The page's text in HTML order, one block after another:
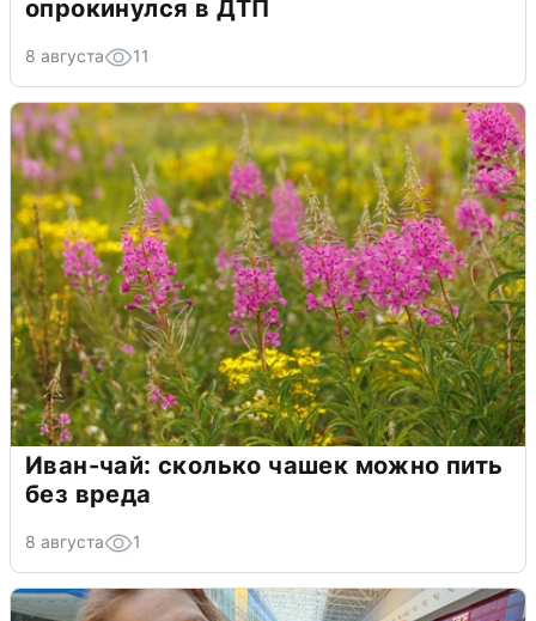
опрокинулся в ДТП
8 августа 11
Иван-чай: сколько чашек можно пить
без вреда
8 августа 1